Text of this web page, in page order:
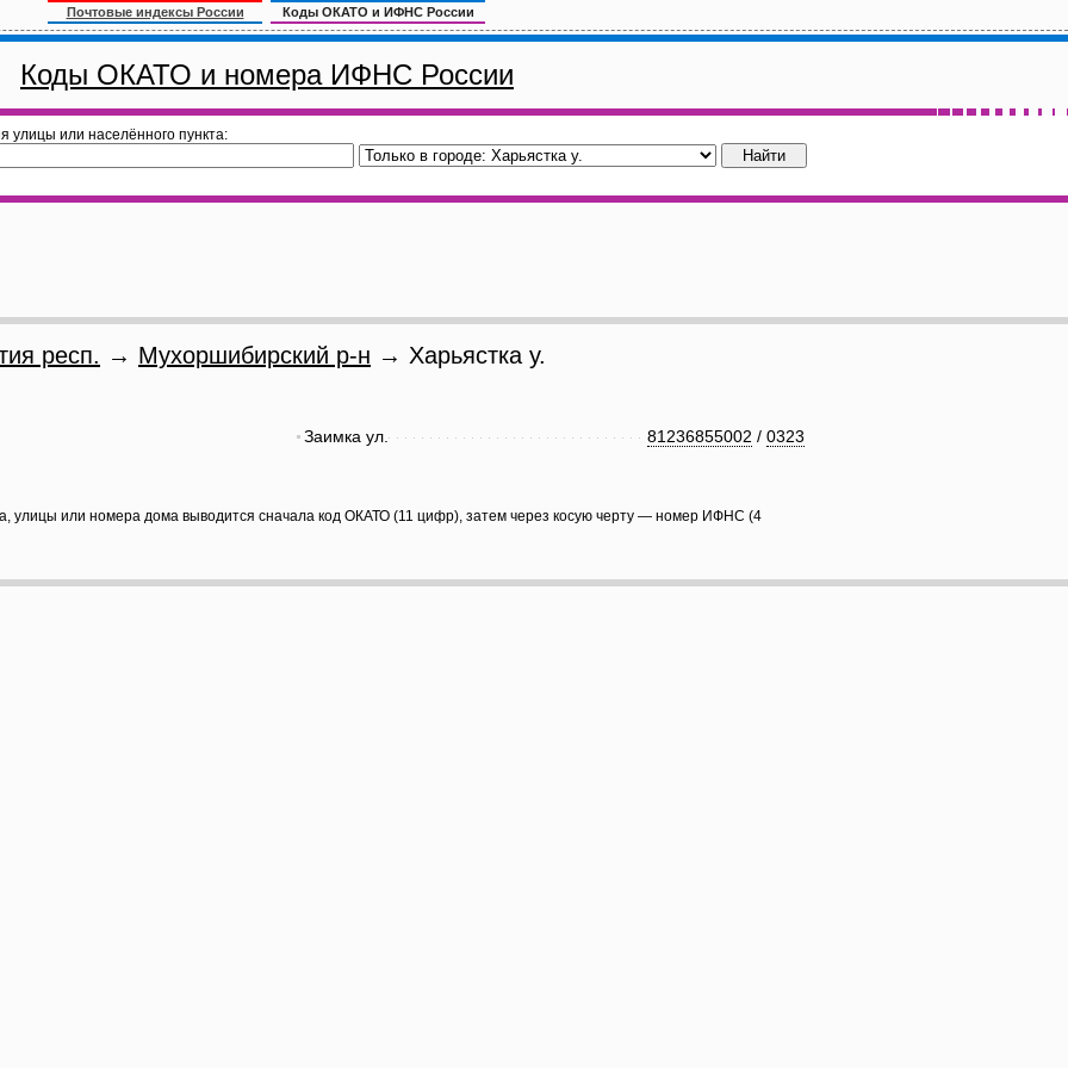
Почтовые индексы России Коды ОКАТО и ИФНС России
Коды ОКАТО и номера ИФНС России
улицы или населённого пункта:
респ. → Мухоршибирский р-н → Харьястка у.
81236855002 / 0323
Заимка ул.
улицы или номера дома выводится сначала код ОКАТО (11 цифр), затем через косую черту — номер ИФНС (4